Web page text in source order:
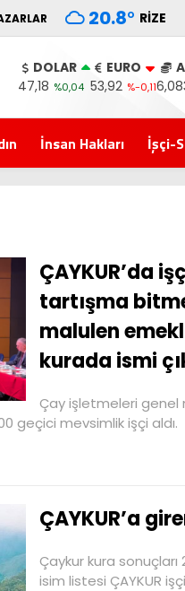
20.8° RIZE
DOLAR
47,18 %0,04
EURO
53,92 %-0,11
İnsan Hakları İşçi-
ÇAYKUR’da
tartışma
malulen
kurada ismi
Çay işletmeleri
geçici mevsimlik işçi aldı.
ÇAYKUR’a
Çaykur kura sonuçları
isim listesi ÇAYKUR